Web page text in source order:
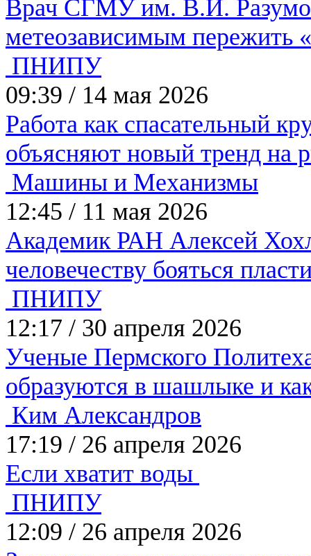
Врач СГМУ им. В.И.
метеозависимым пережить
ПНИПУ
09:39 / 14 мая 2026
Работа как спасательный
объясняют новый тренд на
Машины и Механизмы
12:45 / 11 мая 2026
Академик РАН Алексей
человечеству бояться
ПНИПУ
12:17 / 30 апреля 2026
Ученые Пермского
образуются в шашлыке и
Ким Александров
17:19 / 26 апреля 2026
Если хватит воды
ПНИПУ
12:09 / 26 апреля 2026